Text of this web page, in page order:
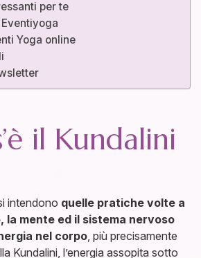
per te
Eventiyoga
Yoga online
il Kundalini
intendono quelle pratiche volte a
la mente ed il sistema nervoso
nel corpo , più precisamente
Kundalini, l’energia assopita sotto